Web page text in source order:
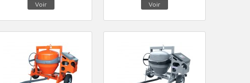
Voir Voir